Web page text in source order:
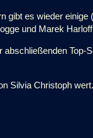
gibt es wieder
und Marek
Silvia Christoph wert.